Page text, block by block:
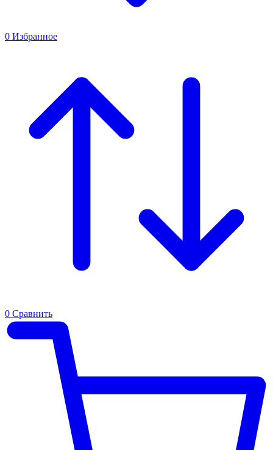
0 Избранное
0 Сравнить